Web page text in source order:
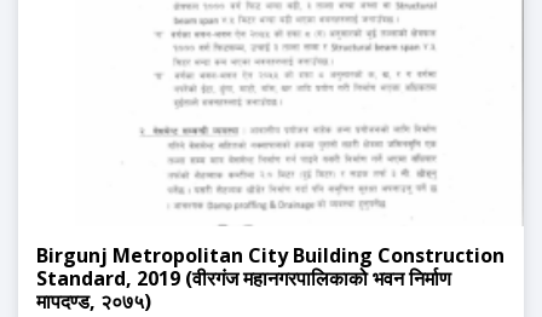
Birgunj Metropolitan City Building Construction
Standard, 2019 (वीरगंज महानगरपालिकाको भवन निर्माण
मापदण्ड, २०७५)